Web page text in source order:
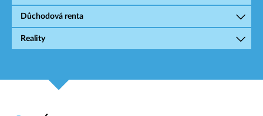
Důchodová renta
Reality